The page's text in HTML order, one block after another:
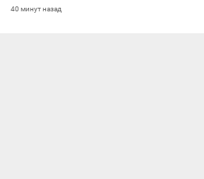
40 минут назад